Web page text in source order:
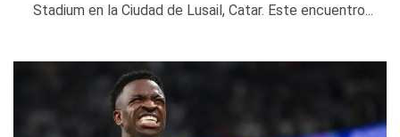
Stadium en la Ciudad de Lusail, Catar. Este encuentro...